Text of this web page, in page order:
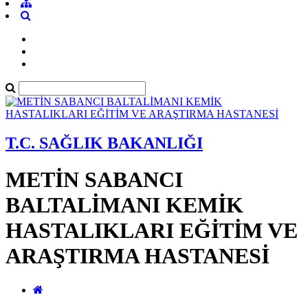
T.C. SAĞLIK BAKANLIĞI
METİN SABANCI
BALTALİMANI KEMİK
HASTALIKLARI EĞİTİM VE
ARAŞTIRMA HASTANESİ